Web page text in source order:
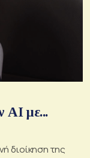
AI με...
διοίκηση της